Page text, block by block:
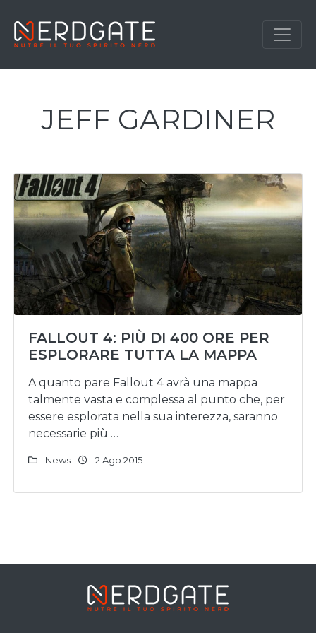
JEFF GARDINER
FALLOUT 4: PIÙ DI 400 ORE PER
ESPLORARE TUTTA LA MAPPA
A quanto pare Fallout 4 avrà una mappa
talmente vasta e complessa al punto che, per
essere esplorata nella sua interezza, saranno
necessarie più …
News 2 Ago 2015